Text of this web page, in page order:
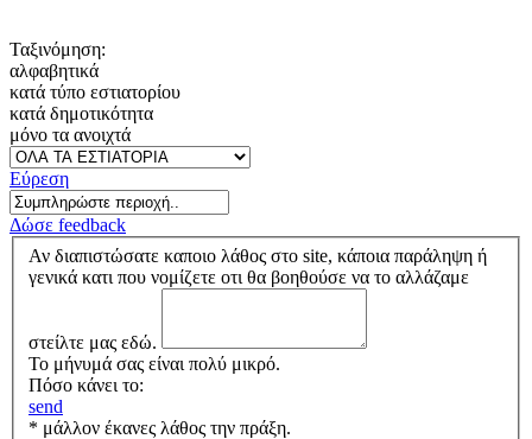
Ταξινόμηση:
αλφαβητικά
κατά τύπο εστιατορίου
κατά δημοτικότητα
μόνο τα ανοιχτά
Εύρεση
Δώσε feedback
Αν διαπιστώσατε καποιο λάθος στο site, κάποια παράληψη ή
γενικά κατι που νομίζετε οτι θα βοηθούσε να το αλλάζαμε
στείλτε μας εδώ.
Το μήνυμά σας είναι πολύ μικρό.
Πόσο κάνει το:
send
* μάλλον έκανες λάθος την πράξη.